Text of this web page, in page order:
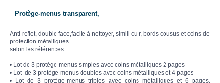
Protège-menus transparent,
Anti-reflet, double face,facile à nettoyer, simili cuir, bords cousus et coins de
protection métalliques.
selon les références.
• Lot de 3 protège-menus simples avec coins métalliques 2 pages
• Lot de 3 protège-menus doubles avec coins métalliques et 4 pages
• Lot de 3 protège-menus triples avec coins métalliques et 6 pages,